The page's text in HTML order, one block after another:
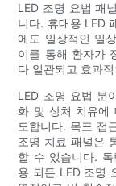
LED 조명 요법 패
니다. 휴대용 LED
에도 일상적인 일
이를 통해 환자가
다 일관되고 효과
LED 조명 요법 분
화 및 상처 치유에
도합니다. 목표 접
조명 치료 패널은
할 수 있습니다.
용 되든 LED 조명